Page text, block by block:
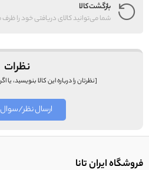
بازگشت کالا
شما می‌توانید کالای دریافتی خود را ظرف مدت 7 روز بعد از دریافت،
نظرات
[نظرتان را درباره این کالا بنویسید،
ارسال نظر/
فروشگاه ایران تانا